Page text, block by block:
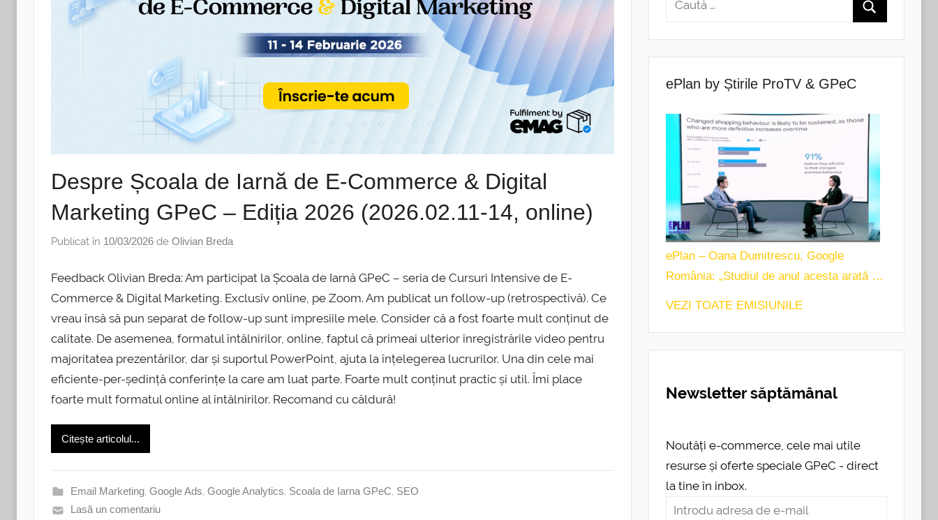
Despre Școala de Iarnă de E-Commerce & Digital
Marketing GPeC – Ediția 2026 (2026.02.11-14, online)
Publicat în 10/03/2026 de Olivian Breda
Feedback Olivian Breda: Am participat la Școala de Iarnă GPeC – seria de Cursuri Intensive de E-
Commerce & Digital Marketing. Exclusiv online, pe Zoom. Am publicat un follow-up (retrospectivă). Ce
vreau însă să pun separat de follow-up sunt impresiile mele. Consider că a fost foarte mult conținut de
calitate. De asemenea, formatul întâlnirilor, online, faptul că primeai ulterior înregistrările video pentru
majoritatea prezentărilor, dar și suportul PowerPoint, ajuta la înțelegerea lucrurilor. Una din cele mai
eficiente-per-ședință conferințe la care am luat parte. Foarte mult conținut practic și util. Îmi place
foarte mult formatul online al întâlnirilor. Recomand cu căldură!
Citește articolul...
Email Marketing, Google Ads, Google Analytics, Scoala de Iarna GPeC, SEO
Lasă un comentariu
ePlan by Știrile ProTV & GPeC
ePlan – Oana Dumitrescu, Google
România: „Studiul de anul acesta arată o
VEZI TOATE EMISIUNILE
Newsletter săptămânal
Noutăți e-commerce, cele mai utile
resurse și oferte speciale GPeC - direct
la tine în inbox.